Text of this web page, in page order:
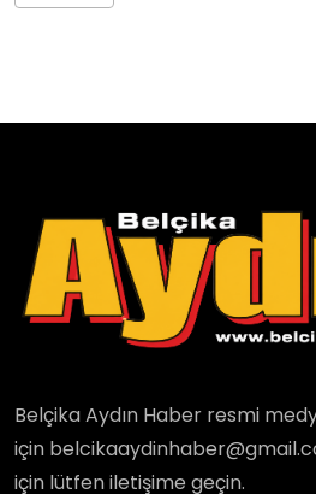
Belçika Aydın Haber resmi
için
için lütfen iletişime geçin.